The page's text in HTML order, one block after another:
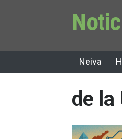
Neiva
de la